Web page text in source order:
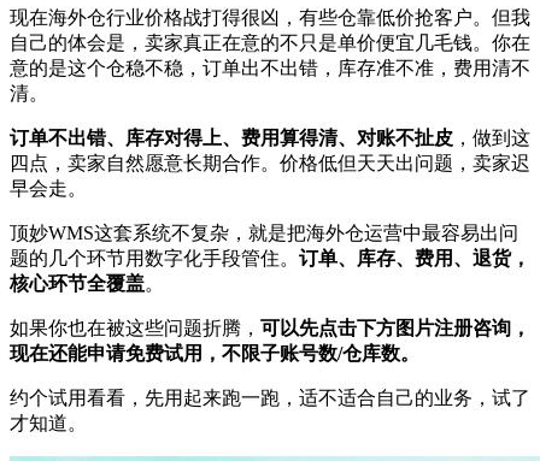
现在海外仓行业价格战打得很凶，有些仓靠低价抢客户。但我
自己的体会是，卖家真正在意的不只是单价便宜几毛钱。你在
意的是这个仓稳不稳，订单出不出错，库存准不准，费用清不
清。
订单不出错、库存对得上、费用算得清、对账不扯皮 ，做到这
四点，卖家自然愿意长期合作。价格低但天天出问题，卖家迟
早会走。
顶妙WMS这套系统不复杂，就是把海外仓运营中最容易出问
题的几个环节用数字化手段管住。 订单、库存、费用、退货，
核心环节全覆盖。
如果你也在被这些问题折腾， 可以先点击下方图片注册咨询，
现在还能申请免费试用，不限子账号数/仓库数。
约个试用看看，先用起来跑一跑，适不适合自己的业务，试了
才知道。